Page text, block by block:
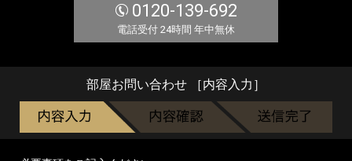
0120-139-692
電話受付 24時間 年中無休
部屋お問い合わせ ［内容入力］